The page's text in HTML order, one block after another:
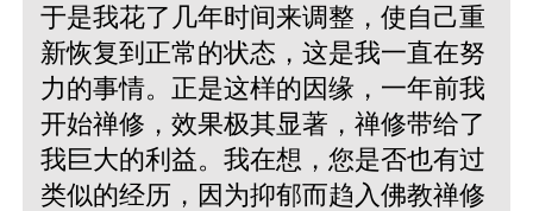
于是我花了几年时间来调整，使自己重
新恢复到正常的状态，这是我一直在努
力的事情。正是这样的因缘，一年前我
开始禅修，效果极其显著，禅修带给了
我巨大的利益。我在想，您是否也有过
类似的经历，因为抑郁而趋入佛教禅修